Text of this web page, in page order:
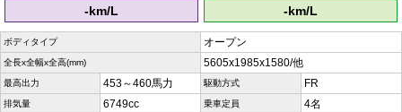
-km/L -km/L
ボディタイプ オープン
全長x全幅x全高(mm) 5605x1985x1580/他
最高出力 453～460馬力 駆動方式 FR
排気量 6749cc 乗車定員
4名